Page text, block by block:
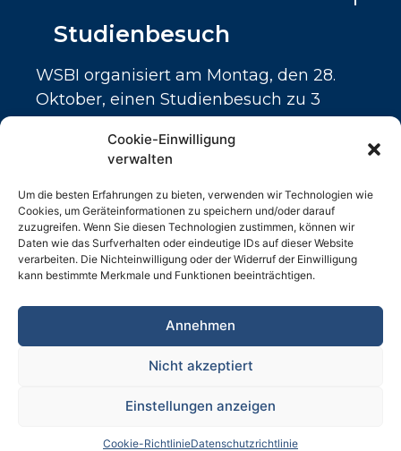
Cookie-Einwilligung
verwalten
Um die besten Erfahrungen zu bieten, verwenden wir Technologien wie
Cookies, um Geräteinformationen zu speichern und/oder darauf
zuzugreifen. Wenn Sie diesen Technologien zustimmen, können wir
Daten wie das Surfverhalten oder eindeutige IDs auf dieser Website
verarbeiten. Die Nichteinwilligung oder der Widerruf der Einwilligung
kann bestimmte Merkmale und Funktionen beeinträchtigen.
Annehmen
Nicht akzeptiert
Einstellungen anzeigen
Cookie-RichtlinieDatenschutzrichtlinie
Studienbesuch
100.00
Anzahl der Tickets
Ticket #1
Vorname:*
Studienbesuch
WSBI organisiert am Montag, den 28.
Oktober, einen Studienbesuch zu 3
Cassa Depositi e Prestiti
Meridian-Gruppe